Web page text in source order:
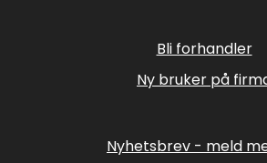
Bli forhandler
Ny bruker på
Nyhetsbrev - meld